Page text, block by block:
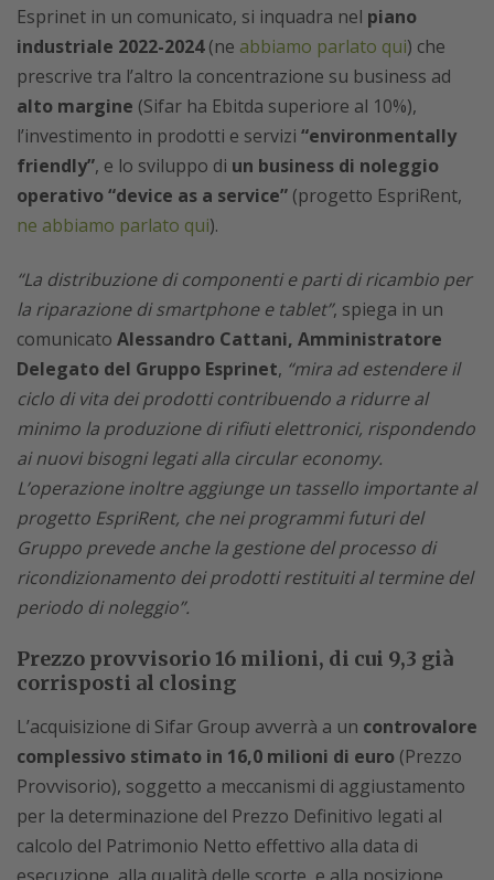
Esprinet in un comunicato, si inquadra nel piano
industriale 2022-2024(ne abbiamo parlato qui) che
prescrive tra l’altro la concentrazione su business ad
alto margine (Sifar ha Ebitda superiore al 10%),
l’investimento in prodotti e servizi “environmentally
friendly”, e lo sviluppo di un business di noleggio
operativo “device as a service” (progetto EspriRent,
ne abbiamo parlato qui).
“La distribuzione di componenti e parti di ricambio per
la riparazione di smartphone e tablet”, spiega in un
comunicato Alessandro Cattani, Amministratore
Delegato del Gruppo Esprinet, “mira ad estendere il
ciclo di vita dei prodotti contribuendo a ridurre al
minimo la produzione di rifiuti elettronici, rispondendo
ai nuovi bisogni legati alla circular economy.
L’operazione inoltre aggiunge un tassello importante al
progetto EspriRent, che nei programmi futuri del
Gruppo prevede anche la gestione del processo di
ricondizionamento dei prodotti restituiti al termine del
periodo di noleggio”.
Prezzo provvisorio 16 milioni, di cui 9,3 già
corrisposti al closing
L’acquisizione di Sifar Group avverrà a un controvalore
complessivo stimato in 16,0 milioni di euro (Prezzo
Provvisorio), soggetto a meccanismi di aggiustamento
per la determinazione del Prezzo Definitivo legati al
calcolo del Patrimonio Netto effettivo alla data di